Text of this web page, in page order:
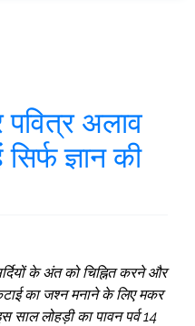
पवित्र अलाव
ज्ञान की
के अंत को चिह्नित करने और
का जश्न मनाने के लिए मकर
लोहड़ी का पावन पर्व 14